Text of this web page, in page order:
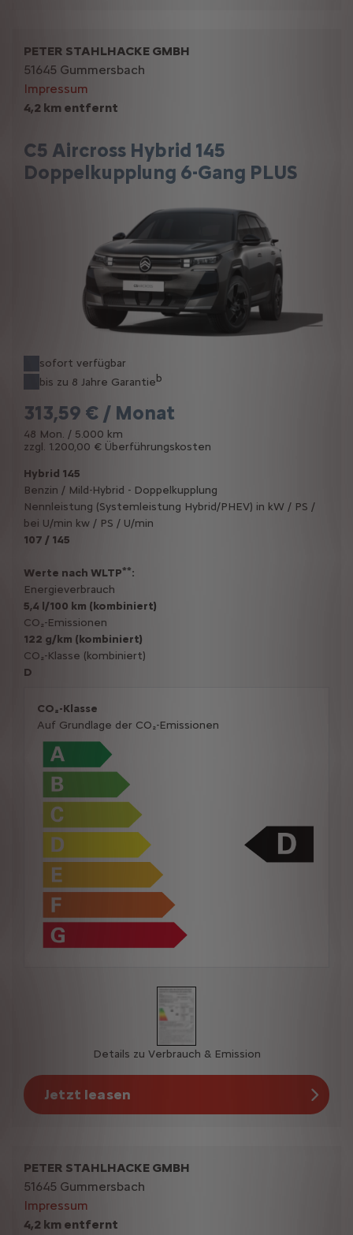
4,2 km entfernt
C5 Aircross Hybrid 145
Doppelkupplung 6-Gang PLUS
sofort verfügbar
bis zu 8 Jahre Garantieb
313,59 € / Monat
48 Mon. / 5.000 km
zzgl. 1.200,00 € Überführungskosten
PETER STAHLHACKE GMBH
51645 Gummersbach
Impressum
Hybrid 145
Benzin / Mild-Hybrid - Doppelkupplung
Nennleistung (Systemleistung Hybrid/PHEV) in kW / PS /
bei U/min kw / PS / U/min
107 / 145
Werte nach WLTP**:
Energieverbrauch
5,4 l/100 km (kombiniert)
CO₂-Emissionen
122 g/km (kombiniert)
CO₂-Klasse (kombiniert)
D
CO₂-Klasse
Auf Grundlage der CO₂-Emissionen
Details zu Verbrauch & Emission
Jetzt leasen
4,2 km entfernt
PETER STAHLHACKE GMBH
51645 Gummersbach
Impressum